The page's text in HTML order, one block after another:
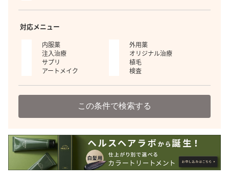
対応メニュー
内服薬
外用薬
注入治療
オリジナル治療
サプリ
植毛
アートメイク
検査
この条件で検索する